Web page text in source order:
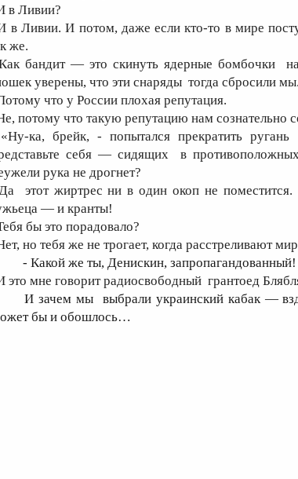
в Ливии?
в Ливии. И потом, даже если кто-то в мире
же.
бандит — это скинуть ядерные бомбочки
уверены, что эти снаряды тогда сбросили
что у России плохая репутация.
потому что такую репутацию нам сознательно
ка, брейк, - попытался прекратить
себя — сидящих в
рука не дрогнет?
этот жиртрес ни в один окоп не
— и кранты!
бы это порадовало?
но тебя же не трогает, когда расстреливают
- Какой же ты, Денискин, запропагандованный!
это мне говорит радиосвободный грантоед
И зачем мы выбрали украинский кабак —
бы и обошлось…